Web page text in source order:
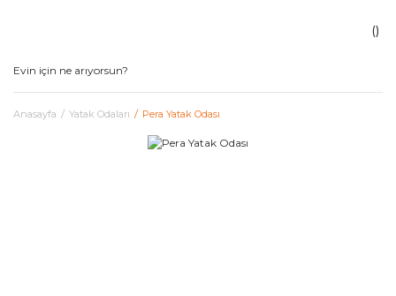
Anasayfa Yatak Odaları Pera Yatak Odası